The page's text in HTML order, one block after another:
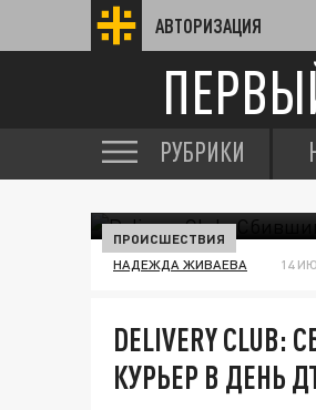
АВТОРИЗАЦИЯ
РУБРИКИ
ПРОИСШЕСТВИЯ
НАДЕЖДА ЖИВАЕВА 14
DELIVERY
КУРЬЕР В ДЕНЬ